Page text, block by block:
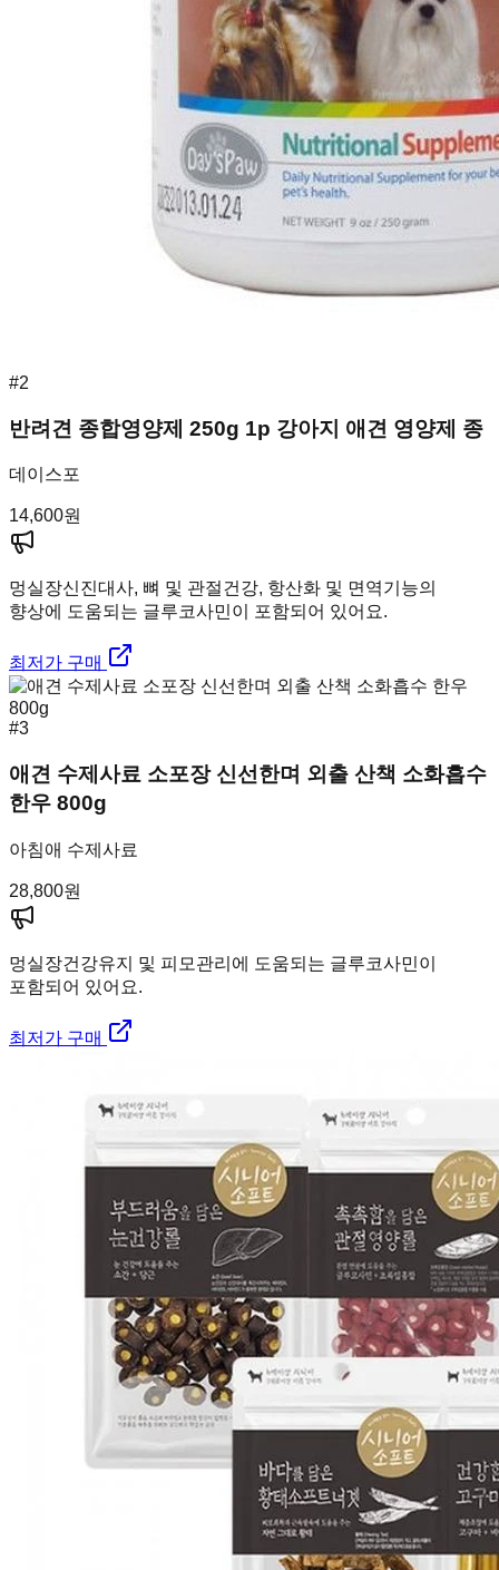
#2
반려견 종합영양제 250g 1p 강아지 애견 영양제 종
데이스포
14,600원
멍실장신진대사, 뼈 및 관절건강, 항산화 및 면역기능의
향상에 도움되는 글루코사민이 포함되어 있어요.
최저가 구매
#3
애견 수제사료 소포장 신선한며 외출 산책 소화흡수
한우 800g
아침애 수제사료
28,800원
멍실장건강유지 및 피모관리에 도움되는 글루코사민이
포함되어 있어요.
최저가 구매